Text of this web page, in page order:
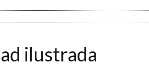
ilustrada